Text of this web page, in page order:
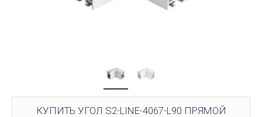
КУПИТЬ УГОЛ S2-LINE-4067-L90 ПРЯМОЙ